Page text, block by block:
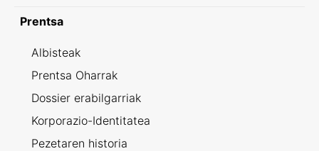
Prentsa
Albisteak
Prentsa Oharrak
Dossier erabilgarriak
Korporazio-Identitatea
Pezetaren historia